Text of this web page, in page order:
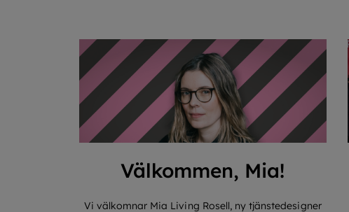
Välkommen, Mia!
Vi välkomnar Mia Living Rosell, ny tjänstedesigner